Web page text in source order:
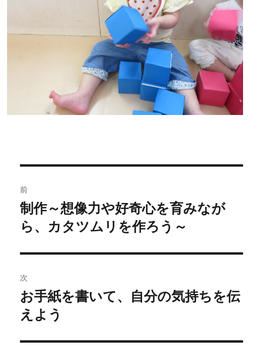
稿
ナ
ビ
ゲ
ー
シ
前
過
去
投
稿:
制作～想像力や好奇心を育みなが
ら、カタツムリを作ろう～
次
次
の
稿:
お手紙を書いて、自分の気持ちを伝
えよう